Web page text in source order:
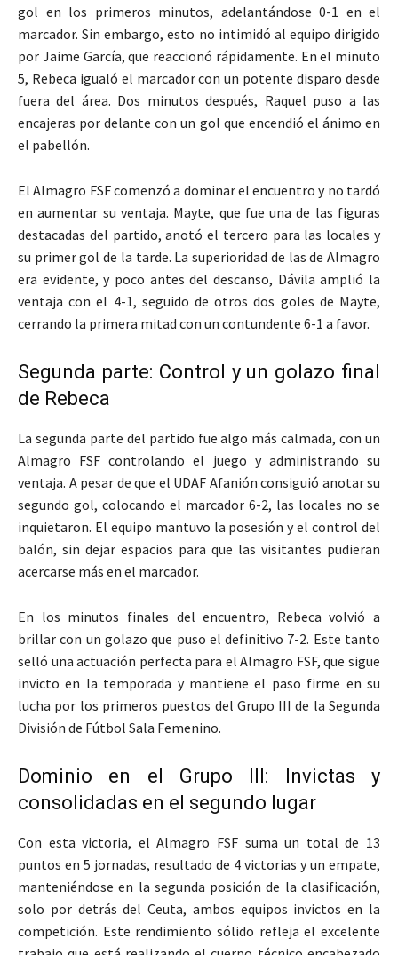
gol en los primeros minutos, adelantándose 0-1 en el
marcador. Sin embargo, esto no intimidó al equipo dirigido
por Jaime García, que reaccionó rápidamente. En el minuto
5, Rebeca igualó el marcador con un potente disparo desde
fuera del área. Dos minutos después, Raquel puso a las
encajeras por delante con un gol que encendió el ánimo en
el pabellón.
El Almagro FSF comenzó a dominar el encuentro y no tardó
en aumentar su ventaja. Mayte, que fue una de las figuras
destacadas del partido, anotó el tercero para las locales y
su primer gol de la tarde. La superioridad de las de Almagro
era evidente, y poco antes del descanso, Dávila amplió la
ventaja con el 4-1, seguido de otros dos goles de Mayte,
cerrando la primera mitad con un contundente 6-1 a favor.
Segunda parte: Control y un golazo final
de Rebeca
La segunda parte del partido fue algo más calmada, con un
Almagro FSF controlando el juego y administrando su
ventaja. A pesar de que el UDAF Afanión consiguió anotar su
segundo gol, colocando el marcador 6-2, las locales no se
inquietaron. El equipo mantuvo la posesión y el control del
balón, sin dejar espacios para que las visitantes pudieran
acercarse más en el marcador.
En los minutos finales del encuentro, Rebeca volvió a
brillar con un golazo que puso el definitivo 7-2. Este tanto
selló una actuación perfecta para el Almagro FSF, que sigue
invicto en la temporada y mantiene el paso firme en su
lucha por los primeros puestos del Grupo III de la Segunda
División de Fútbol Sala Femenino.
Dominio en el Grupo III: Invictas y
consolidadas en el segundo lugar
Con esta victoria, el Almagro FSF suma un total de 13
puntos en 5 jornadas, resultado de 4 victorias y un empate,
manteniéndose en la segunda posición de la clasificación,
solo por detrás del Ceuta, ambos equipos invictos en la
competición. Este rendimiento sólido refleja el excelente